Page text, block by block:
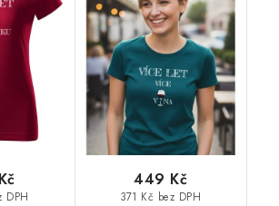
DPH 371 Kč bez DPH
449 Kč